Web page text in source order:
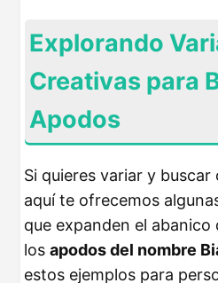
Explorando
Creativas para
Apodos
Si quieres variar y
aquí te ofrecemos
que expanden el abanico
los apodos del nombre
estos ejemplos para